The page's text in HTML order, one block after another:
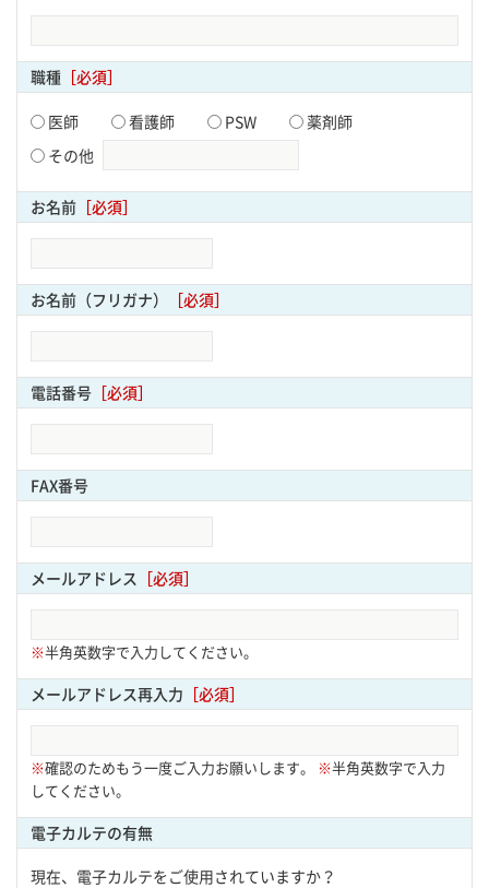
職種 ［必須］
医師 看護師 PSW
薬剤師
その他
お名前 ［必須］
お名前（フリガナ） ［必須］
電話番号 ［必須］
FAX番号
メールアドレス ［必須］
※半角英数字で入力してください。
メールアドレス再入力 ［必須］
※確認のためもう一度ご入力お願いします。 ※半角英数字で入力
してください。
電子カルテの有無
現在、電子カルテをご使用されていますか？